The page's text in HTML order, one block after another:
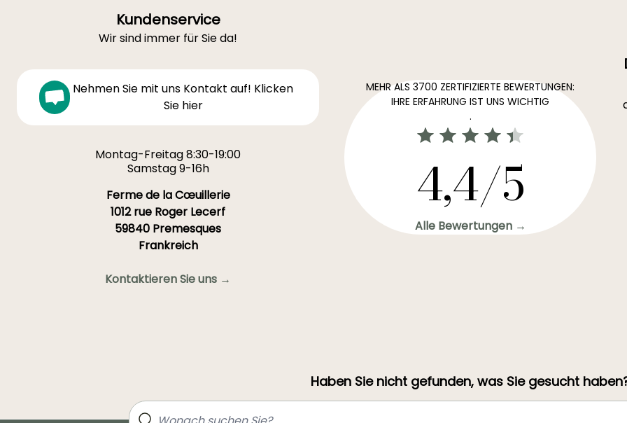
Wasserpflanzen für Teich
oder Tümpelund
Garten anlegen"
Kundenservice
Wir sind immer für Sie da!
Nehmen Sie mit uns Kontakt auf! Klicken
Sie hier
Montag-Freitag 8:30-19:00
Samstag 9-16h
Ferme de la Cœuillerie
1012 rue Roger Lecerf
59840 Premesques
Frankreich
Kontaktieren Sie uns →
MEHR ALS 3700 ZERTIFIZIERTE BEWERTUNGEN:
IHRE ERFAHRUNG IST UNS WICHTIG
.
4,4/5
Alle Bewertungen →
Haben Sie nicht gefunden, was Sie gesucht